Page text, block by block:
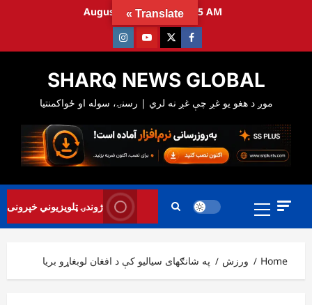
August 10, 2026 3:17:56 AM
Facebook
Twitter
Youtube
Instagram
SHARQ NEWS GLOBAL
Primary
ژوندۍ ټلویزیوني خپرونی
Home ورزش په شانګهای سیالیو کې د افغان لوبغاړو بریا
Translate »